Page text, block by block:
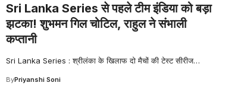
Sri Lanka Series से पहले टीम इंडिया को बड़ा
झटका! शुभमन गिल चोटिल, राहुल ने संभाली
कप्तानी
Sri Lanka Series : श्रीलंका के खिलाफ दो मैचों की टेस्ट सीरीज…
ByPriyanshi Soni